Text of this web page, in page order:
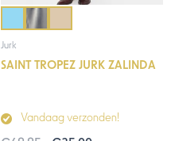
Jurk
SAINT TROPEZ JURK ZALINDA
Vandaag verzonden!